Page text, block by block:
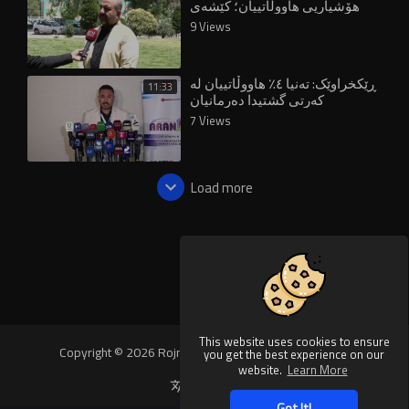
This website uses cookies to ensure
you get the best experience on our
website. Learn More
هۆشیاریی هاووڵاتییان؛ کێشەی
خنکان لە کوێدایە؟
9 Views
11:33 ڕێکخراوێک: تەنیا ٤٪ هاووڵاتییان لە
کەرتی گشتیدا دەرمانیان
دەستدەکەوێت
7 Views
Load more
Copyright © 2026 Rojnews Video. All rights reserved.
Language